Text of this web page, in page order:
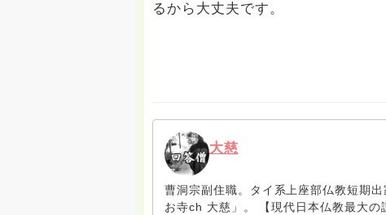
るから大丈夫です。
大慈
曹洞宗副住職。タイ系上座部仏教短期
お寺ch 大慈」。 【現代日本仏教最大の課題のひとつはコミュニケーション不足】をミッシ